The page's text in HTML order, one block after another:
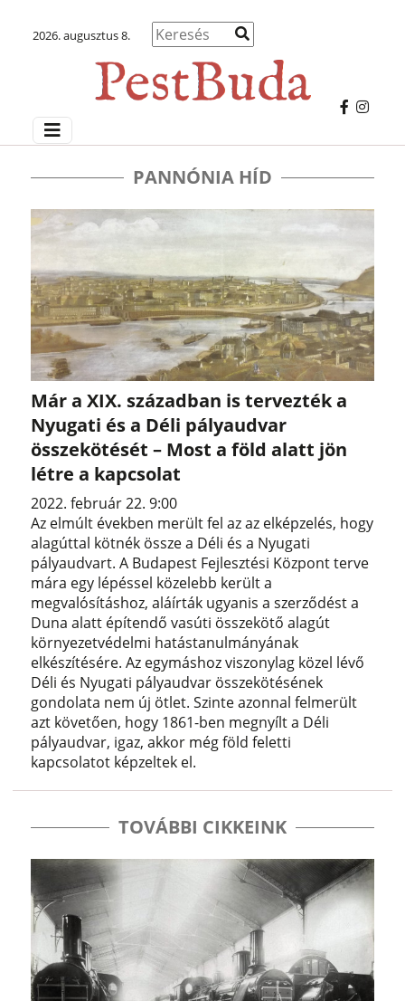
2026. augusztus 8.
PANNÓNIA HÍD
Már a XIX. században is tervezték a
Nyugati és a Déli pályaudvar
összekötését – Most a föld alatt jön
létre a kapcsolat
2022. február 22. 9:00
Az elmúlt években merült fel az az elképzelés, hogy
alagúttal kötnék össze a Déli és a Nyugati
pályaudvart. A Budapest Fejlesztési Központ terve
mára egy lépéssel közelebb került a
megvalósításhoz, aláírták ugyanis a szerződést a
Duna alatt építendő vasúti összekötő alagút
környezetvédelmi hatástanulmányának
elkészítésére. Az egymáshoz viszonylag közel lévő
Déli és Nyugati pályaudvar összekötésének
gondolata nem új ötlet. Szinte azonnal felmerült
azt követően, hogy 1861-ben megnyílt a Déli
pályaudvar, igaz, akkor még föld feletti
kapcsolatot képzeltek el.
TOVÁBBI CIKKEINK